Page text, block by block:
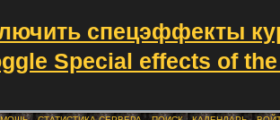
спецэффекты
Special effects of